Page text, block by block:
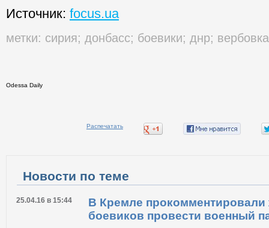
Источник: focus.ua
метки: сирия; донбасс; боевики; днр; вербовка
Odessa Daily
Распечатать
Новости по теме
25.04.16 в 15:44
В Кремле прокомментировали
боевиков провести военный